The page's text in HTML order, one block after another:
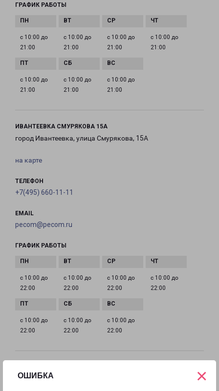
ОШИБКА ×
ГРАФИК РАБОТЫ
с 10:00 до
21:00
с 10:00 до
21:00
с 10:00 до
21:00
с 10:00 до
21:00
с 10:00 до
21:00
с 10:00 до
21:00
с 10:00 до
21:00
ИВАНТЕЕВКА СМУРЯКОВА 15А
город Ивантеевка, улица Смурякова, 15А
на карте
ТЕЛЕФОН
+7(495) 660-11-11
EMAIL
pecom@pecom.ru
ГРАФИК РАБОТЫ
с 10:00 до
22:00
с 10:00 до
22:00
с 10:00 до
22:00
с 10:00 до
22:00
с 10:00 до
22:00
с 10:00 до
22:00
с 10:00 до
22:00
Московская область, улица Московская, 9